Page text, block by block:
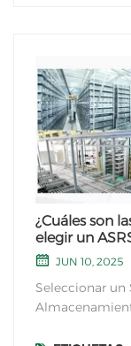
¿Cuáles son
elegir un
específica?
JUN 10, 2025
Seleccionar un